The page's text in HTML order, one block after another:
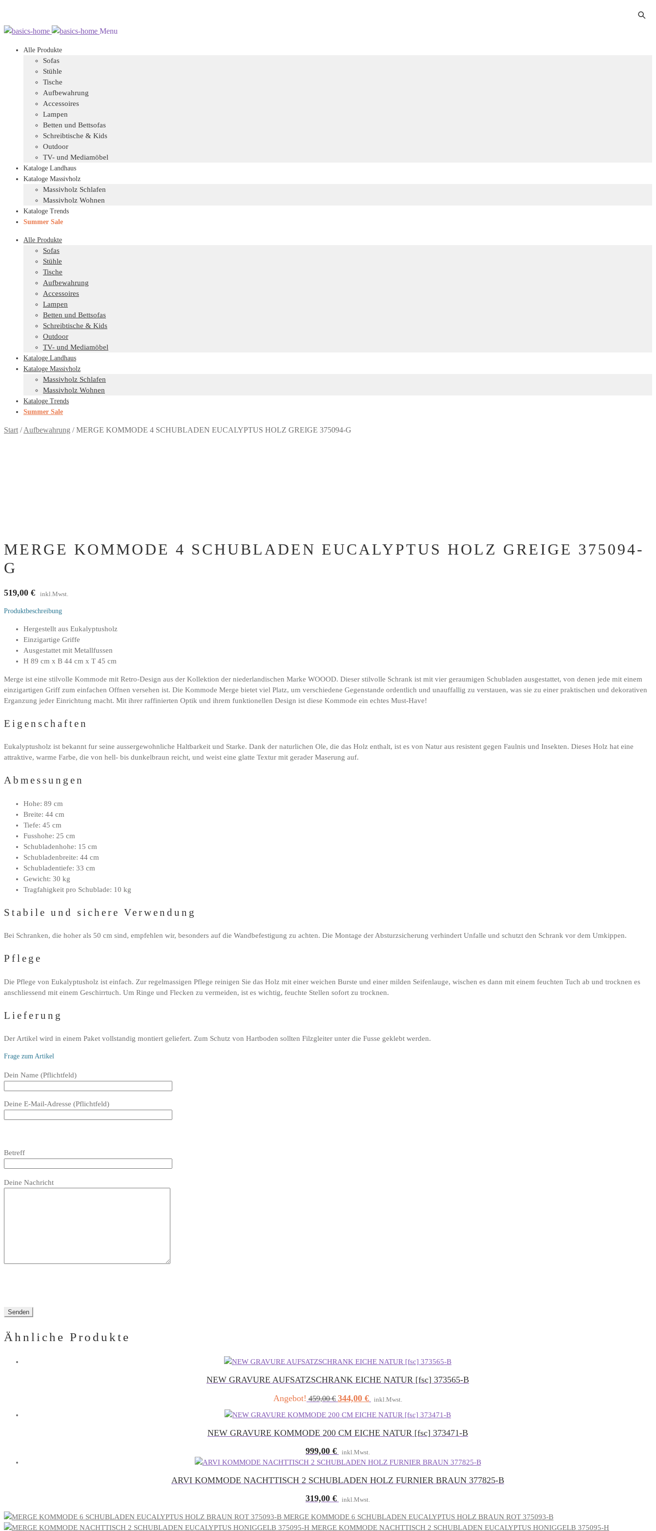
Zur
springen
Zum
springen
Menu
Alle Produkte
Sofas
Stühle
Tische
Aufbewahrung
Accessoires
Lampen
Betten und Bettsofas
Schreibtische & Kids
Outdoor
TV- und Mediamöbel
Kataloge Landhaus
Kataloge Massivholz
Massivholz Schlafen
Massivholz Wohnen
Kataloge Trends
Summer Sale
Alle Produkte
Sofas
Stühle
Tische
Aufbewahrung
Accessoires
Lampen
Betten und Bettsofas
Schreibtische & Kids
Outdoor
TV- und Mediamöbel
Kataloge Landhaus
Kataloge Massivholz
Massivholz Schlafen
Massivholz Wohnen
Kataloge Trends
Summer Sale
Start /Aufbewahrung /MERGE KOMMODE 4 SCHUBLADEN EUCALYPTUS HOLZ GREIGE 375094-G
MERGE KOMMODE 4 SCHUBLADEN EUCALYPTUS HOLZ GREIGE 375094-
G
519,00 € inkl.Mwst.
Produktbeschreibung
Hergestellt aus Eukalyptusholz
Einzigartige Griffe
Ausgestattet mit Metallfussen
H 89 cm x B 44 cm x T 45 cm
Merge ist eine stilvolle Kommode mit Retro-Design aus der Kollektion der niederlandischen Marke WOOOD. Dieser stilvolle Schrank ist mit vier geraumigen Schubladen ausgestattet, von denen jede mit einem
einzigartigen Griff zum einfachen Offnen versehen ist. Die Kommode Merge bietet viel Platz, um verschiedene Gegenstande ordentlich und unauffallig zu verstauen, was sie zu einer praktischen und dekorativen
Erganzung jeder Einrichtung macht. Mit ihrer raffinierten Optik und ihrem funktionellen Design ist diese Kommode ein echtes Must-Have!
Eigenschaften
Eukalyptusholz ist bekannt fur seine aussergewohnliche Haltbarkeit und Starke. Dank der naturlichen Ole, die das Holz enthalt, ist es von Natur aus resistent gegen Faulnis und Insekten. Dieses Holz hat eine
attraktive, warme Farbe, die von hell- bis dunkelbraun reicht, und weist eine glatte Textur mit gerader Maserung auf.
Abmessungen
Hohe: 89 cm
Breite: 44 cm
Tiefe: 45 cm
Fusshohe: 25 cm
Schubladenhohe: 15 cm
Schubladenbreite: 44 cm
Schubladentiefe: 33 cm
Gewicht: 30 kg
Tragfahigkeit pro Schublade: 10 kg
Stabile und sichere Verwendung
Bei Schranken, die hoher als 50 cm sind, empfehlen wir, besonders auf die Wandbefestigung zu achten. Die Montage der Absturzsicherung verhindert Unfalle und schutzt den Schrank vor dem Umkippen.
Pflege
Die Pflege von Eukalyptusholz ist einfach. Zur regelmassigen Pflege reinigen Sie das Holz mit einer weichen Burste und einer milden Seifenlauge, wischen es dann mit einem feuchten Tuch ab und trocknen es
anschliessend mit einem Geschirrtuch. Um Ringe und Flecken zu vermeiden, ist es wichtig, feuchte Stellen sofort zu trocknen.
Lieferung
Der Artikel wird in einem Paket vollstandig montiert geliefert. Zum Schutz von Hartboden sollten Filzgleiter unter die Fusse geklebt werden.
Frage zum Artikel
Bitte
Feld
leer.
Dein Name (Pflichtfeld)
Deine E-Mail-Adresse (Pflichtfeld)
dieses
lasse
dieses
leer.
Betreff
lasse
Deine Nachricht
Ähnliche Produkte
NEW GRAVURE AUFSATZSCHRANK EICHE NATUR [fsc] 373565-B
Angebot! 459,00€ Ursprünglicher
war:
459,00 €
344,00 €Aktueller
ist:
344,00 €.
inkl.Mwst.
NEW GRAVURE KOMMODE 200 CM EICHE NATUR [fsc] 373471-B
999,00 € inkl.Mwst.
ARVI KOMMODE NACHTTISCH 2 SCHUBLADEN HOLZ FURNIER BRAUN 377825-B
319,00 € inkl.Mwst.
MERGE KOMMODE 6 SCHUBLADEN EUCALYPTUS HOLZ BRAUN ROT 375093-B
MERGE KOMMODE NACHTTISCH 2 SCHUBLADEN EUCALYPTUS HONIGGELB 375095-H